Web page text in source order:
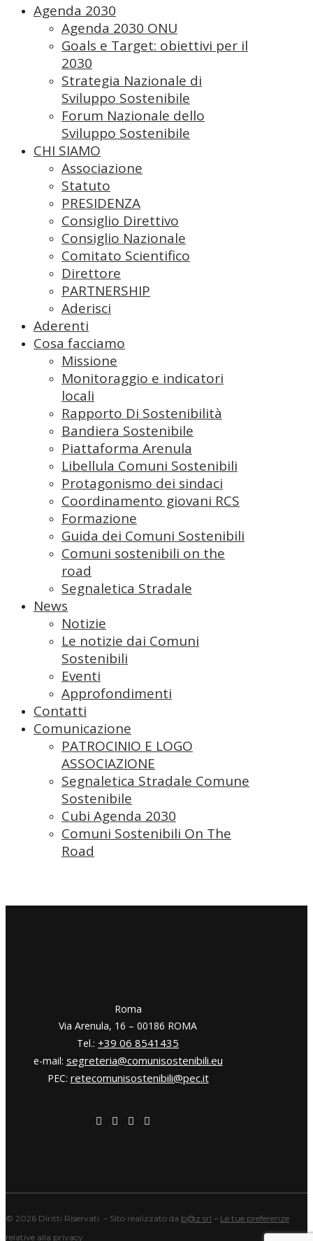
Agenda 2030
Agenda 2030 ONU
Goals e Target: obiettivi per il
2030
Strategia Nazionale di
Sviluppo Sostenibile
Forum Nazionale dello
Sviluppo Sostenibile
CHI SIAMO
Associazione
Statuto
PRESIDENZA
Consiglio Direttivo
Consiglio Nazionale
Comitato Scientifico
Direttore
PARTNERSHIP
Aderisci
Aderenti
Cosa facciamo
Missione
Monitoraggio e indicatori
locali
Rapporto Di Sostenibilità
Bandiera Sostenibile
Piattaforma Arenula
Libellula Comuni Sostenibili
Protagonismo dei sindaci
Coordinamento giovani RCS
Formazione
Guida dei Comuni Sostenibili
Comuni sostenibili on the
road
Segnaletica Stradale
News
Notizie
Le notizie dai Comuni
Sostenibili
Eventi
Approfondimenti
Contatti
Comunicazione
PATROCINIO E LOGO
ASSOCIAZIONE
Segnaletica Stradale Comune
Sostenibile
Cubi Agenda 2030
Comuni Sostenibili On The
Road
​​Roma
Via Arenula, 16 – 00186 ROMA
Tel.: +39 06 8541435
e-mail: segreteria@comunisostenibili.eu
PEC: retecomunisostenibili@pec.it
© 2026 Diritti Riservati. – Sito realizzato da b@z srl – Le tue preferenze
relative alla privacy